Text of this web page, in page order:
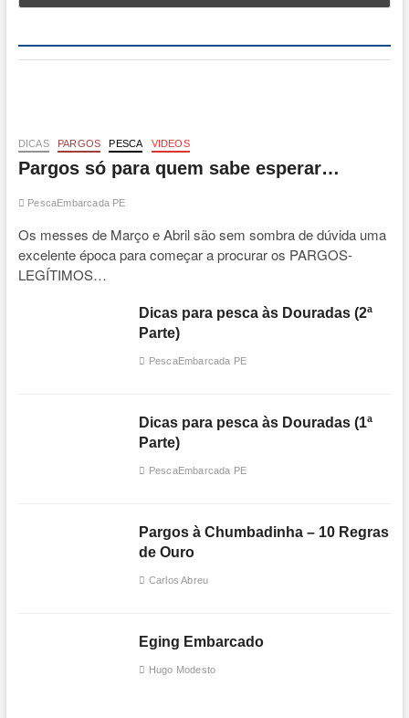
DICAS PARGOS PESCA VIDEOS
Pargos só para quem sabe esperar…
PescaEmbarcada PE
Os messes de Março e Abril são sem sombra de dúvida uma
excelente época para começar a procurar os PARGOS-
LEGÍTIMOS…
Dicas para pesca às Douradas (2ª
Parte)
PescaEmbarcada PE
Dicas para pesca às Douradas (1ª
Parte)
PescaEmbarcada PE
Pargos à Chumbadinha – 10 Regras
de Ouro
Carlos Abreu
Eging Embarcado
Hugo Modesto